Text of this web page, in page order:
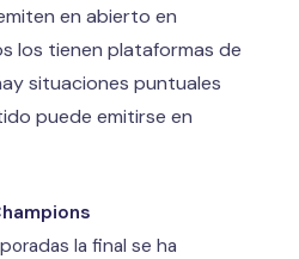
en abierto en
los tienen plataformas de
situaciones puntuales
puede emitirse en
la final se ha